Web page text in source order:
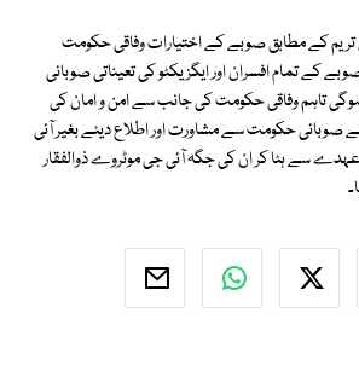
تریم کے مطابق صوبے کے اختیارات وفاقی حکومت
کے تمام افسران اور ایگزیکٹو کی تعیناتی صوبائی
تاہم وفاقی حکومت کی جانب سے امن و امان کی
صوبائی حکومت سے مشاورت اور اطلاع دیئے بغیر آئی
سے ہٹا کر ان کی جگہ آئی جی موٹروے ذوالفقار